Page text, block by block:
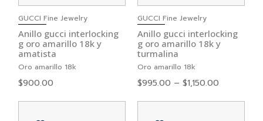
GUCCI Fine Jewelry
Anillo gucci interlocking
g oro amarillo 18k y
amatista
Oro amarillo 18k
$900.00
GUCCI Fine Jewelry
Anillo gucci interlocking
g oro amarillo 18k y
turmalina
Oro amarillo 18k
$995.00 – $1,150.00